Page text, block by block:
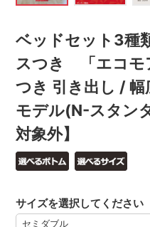
ベッドセット3種
スつき 「エコモ
つき 引き出し /
モデル(N-スタン
対象外】
サイズを選択してください